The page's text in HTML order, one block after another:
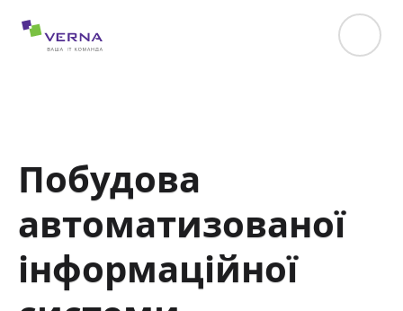
Побудова
автоматизованої
інформаційної